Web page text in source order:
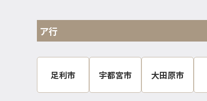
ア行
足利市 宇都宮市 大田原市